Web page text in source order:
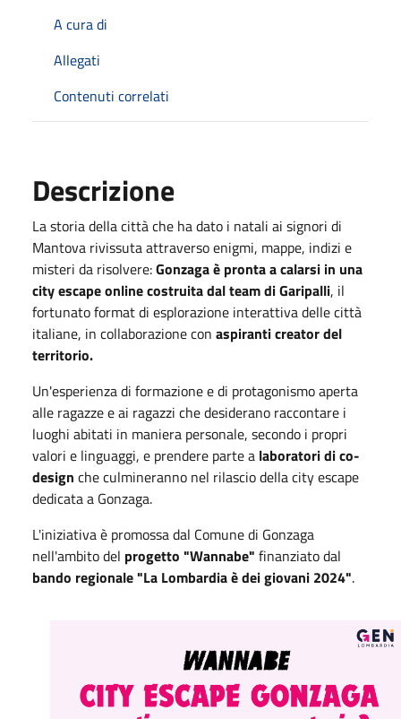
A cura di
Allegati
Contenuti correlati
Descrizione
La storia della città che ha dato i natali ai signori di
Mantova rivissuta attraverso enigmi, mappe, indizi e
misteri da risolvere:Gonzaga è pronta a calarsi in una
city escape online costruita dal team di Garipalli, il
fortunato format di esplorazione interattiva delle città
italiane, in collaborazione con aspiranti creator del
territorio.
Un'esperienza di formazione e di protagonismo aperta
alle ragazze e ai ragazzi che desiderano raccontare i
luoghi abitati in maniera personale, secondo i propri
valori e linguaggi, e prendere parte a laboratori di co-
design che culmineranno nel rilascio della city escape
dedicata a Gonzaga.
L'iniziativa è promossa dal Comune di Gonzaga
nell'ambito del progetto "Wannabe" finanziato dal
bando regionale "La Lombardia è dei giovani 2024".